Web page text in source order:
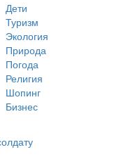
Дети
Туризм
Экология
Природа
Погода
Религия
Шопинг
Бизнес